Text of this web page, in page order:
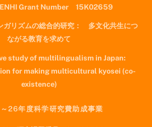
Grant Number 15K02659
ガリズムの総合的研究： 多文化共生につ
ながる教育を求めて
study of multilingualism in Japan:
for making multicultural kyosei (co-
existence)
26年度科学研究費助成事業